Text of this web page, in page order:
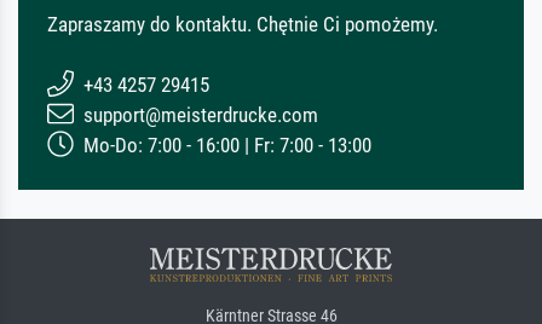
Zapraszamy do kontaktu. Chętnie Ci pomożemy.
+43 4257 29415
support@meisterdrucke.com
Mo-Do: 7:00 - 16:00 | Fr: 7:00 - 13:00
Kärntner Strasse 46